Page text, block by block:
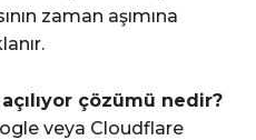
zaman aşımına
çözümü nedir?
veya Cloudflare